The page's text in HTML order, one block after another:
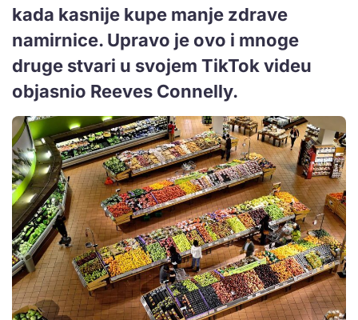
kada kasnije kupe manje zdrave
namirnice. Upravo je ovo i mnoge
druge stvari u svojem TikTok videu
objasnio Reeves Connelly.